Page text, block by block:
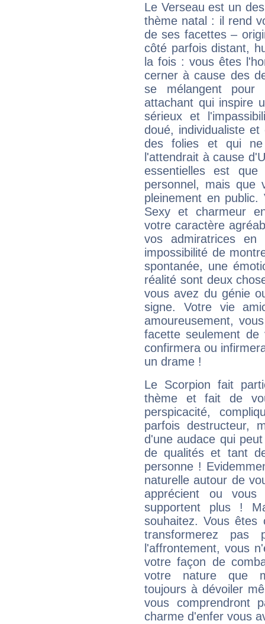
Le Verseau est un
thème natal : il rend
de ses facettes –
côté parfois distant,
la fois : vous êtes
cerner à cause des
se mélangent
attachant qui inspire
sérieux et
doué, individualiste
des folies et qui
l'attendrait à cause
essentielles est
personnel, mais que
pleinement en
Sexy et charmeur
votre caractère
vos admiratrices
impossibilité de
spontanée, une
réalité sont deux
vous avez du génie
signe. Votre vie
amoureusement,
facette seulement
confirmera ou
un drame !
Le Scorpion fait
thème et fait de
perspicacité,
parfois destructeur,
d'une audace qui
de qualités et tant
personne !
naturelle autour de
apprécient ou
supportent plus !
souhaitez. Vous
transformerez
l'affrontement, vous
votre façon de
votre nature que
toujours à dévoiler
vous comprendront
charme d'enfer vous